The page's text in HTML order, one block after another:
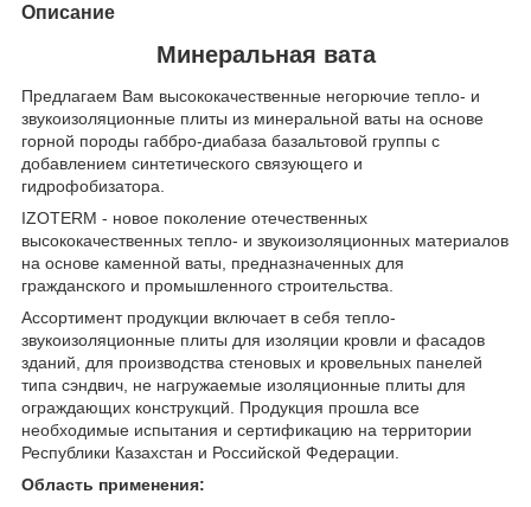
Описание
Минеральная вата
Предлагаем Вам высококачественные негорючие тепло- и
звукоизоляционные плиты из минеральной ваты на основе
горной породы габбро-диабаза базальтовой группы с
добавлением синтетического связующего и
гидрофобизатора.
IZOTERM - новое поколение отечественных
высококачественных тепло- и звукоизоляционных материалов
на основе каменной ваты, предназначенных для
гражданского и промышленного строительства.
Ассортимент продукции включает в себя тепло-
звукоизоляционные плиты для изоляции кровли и фасадов
зданий, для производства стеновых и кровельных панелей
типа сэндвич, не нагружаемые изоляционные плиты для
ограждающих конструкций. Продукция прошла все
необходимые испытания и сертификацию на территории
Республики Казахстан и Российской Федерации.
Область применения: